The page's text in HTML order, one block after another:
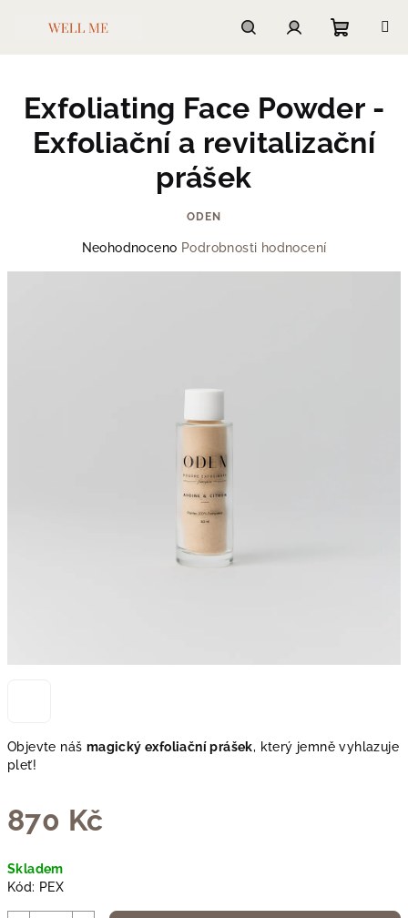
košík
Objevte náš magický exfoliační prášek, který jemně vyhlazuje
pleť!
870 Kč
cena:
Skladem
Kód: PEX
Exfoliating Face Powder -
Exfoliační a revitalizační
prášek
ODEN
Neohodnoceno Podrobnosti hodnocení